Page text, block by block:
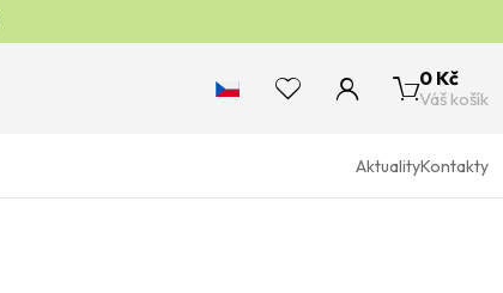
0 Kč
Váš košík
AktualityKontakty